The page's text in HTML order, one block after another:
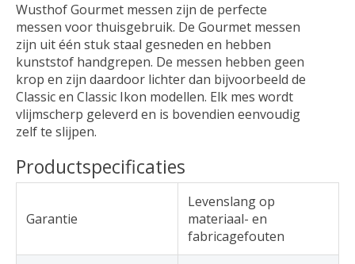
Wusthof Gourmet messen zijn de perfecte
messen voor thuisgebruik. De Gourmet messen
zijn uit één stuk staal gesneden en hebben
kunststof handgrepen. De messen hebben geen
krop en zijn daardoor lichter dan bijvoorbeeld de
Classic en Classic Ikon modellen. Elk mes wordt
vlijmscherp geleverd en is bovendien eenvoudig
zelf te slijpen.
Productspecificaties
Garantie
Levenslang op
materiaal- en
fabricagefouten